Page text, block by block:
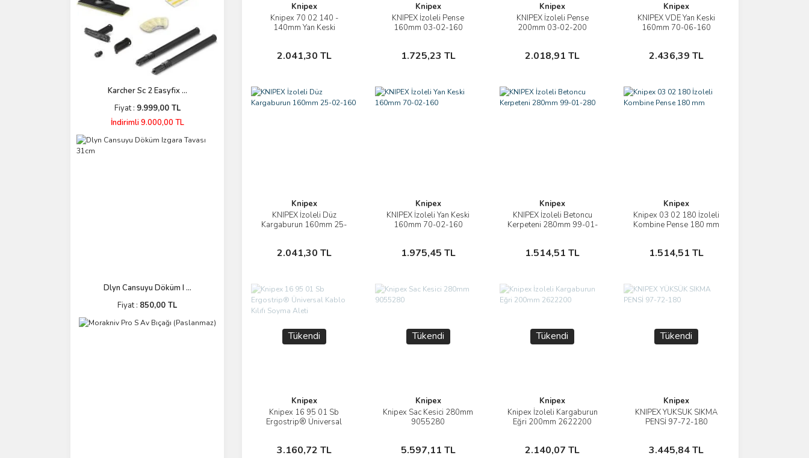
Karcher Sc 2 Easyfix ...
Fiyat : 9.999,00 TL
İndirimli 9.000,00 TL
Dlyn Cansuyu Döküm I ...
Fiyat : 850,00 TL
Knipex
Knipex 70 02 140 -
140mm Yan Keski
2.041,30 TL
İncele
Sepete Ekle
Knipex
KNIPEX İzoleli Pense
160mm 03-02-160
1.725,23 TL
İncele
Sepete Ekle
Knipex
KNIPEX İzoleli Pense
200mm 03-02-200
2.018,91 TL
İncele
Sepete Ekle
Knipex
KNIPEX VDE Yan Keski
160mm 70-06-160
2.436,39 TL
İncele
Sepete Ekle
Knipex
KNIPEX İzoleli Düz
Kargaburun 160mm 25-
2.041,30 TL
İncele
Sepete Ekle
Knipex
KNIPEX İzoleli Yan Keski
160mm 70-02-160
1.975,45 TL
İncele
Sepete Ekle
Knipex
KNIPEX İzoleli Betoncu
Kerpeteni 280mm 99-01-
1.514,51 TL
İncele
Sepete Ekle
Knipex
Knipex 03 02 180 İzoleli
Kombine Pense 180 mm
1.514,51 TL
İncele
Sepete Ekle
Tükendi
Knipex
Knipex 16 95 01 Sb
Ergostrip® Üniversal
3.160,72 TL
İncele
Stokta Yok
Tükendi
Knipex
Knipex Sac Kesici 280mm
9055280
5.597,11 TL
İncele
Stokta Yok
Tükendi
Knipex
Knipex İzoleli Kargaburun
Eğri 200mm 2622200
2.140,07 TL
İncele
Stokta Yok
Tükendi
Knipex
KNIPEX YÜKSÜK SIKMA
PENSİ 97-72-180
3.445,84 TL
İncele
Stokta Yok